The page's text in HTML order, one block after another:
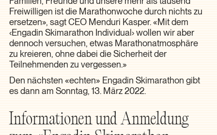
Freiwilligen ist die Marathonwoche durch nichts zu
ersetzen», sagt CEO Menduri Kasper. «Mit dem
‹Engadin Skimarathon Individual› wollen wir aber
dennoch versuchen, etwas Marathonatmosphäre
zu kreieren, ohne dabei die Sicherheit der
Teilnehmenden zu vergessen.»
Den nächsten «echten» Engadin Skimarathon gibt
es dann am Sonntag, 13. März 2022.
Informationen und Anmeldung